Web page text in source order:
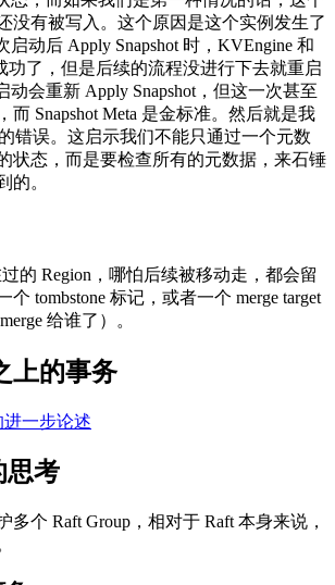
没有被写入。这个原因是这个实例发生了
启动后 Apply Snapshot 时，KVEngine 和
功了，但是后续的流程没进行下去就重启
动会重新 Apply Snapshot，但这一次甚至
而 Snapshot Meta 是金标准。然后就是我
错误。这启示我们不能只通过一个元数
状态，而是要检查所有的元数据，来石锤
的。
的 Region，哪怕后续被移动走，都会留
tombstone 标记，或者一个 merge target
给谁了）。
上的事务
进一步论述
考
多个 Raft Group，相对于 Raft 本身来说，